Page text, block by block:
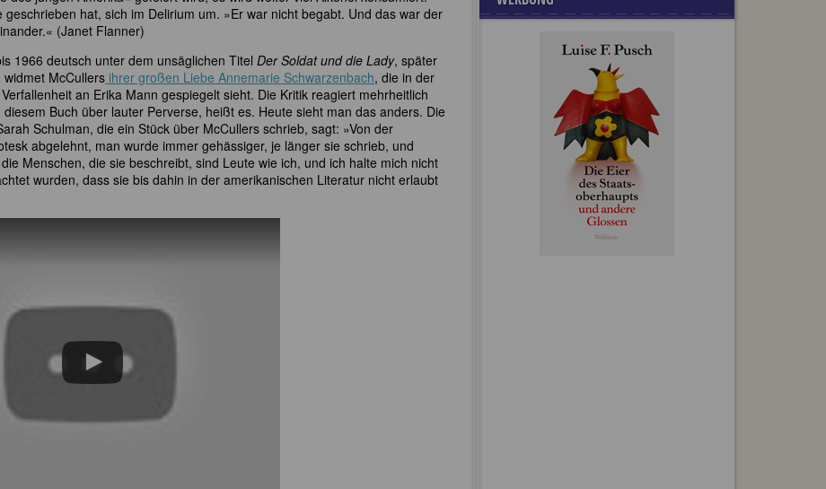
hat, sich im Delirium um. »Er war nicht begabt. Und das war der
(Janet Flanner)
1966 deutsch unter dem unsäglichen Titel Der Soldat und die Lady, später
McCullers ihrer großen Liebe Annemarie Schwarzenbach, die in der
an Erika Mann gespiegelt sieht. Die Kritik reagiert mehrheitlich
Buch über lauter Perverse, heißt es. Heute sieht man das anders. Die
Schulman, die ein Stück über McCullers schrieb, sagt: »Von der
abgelehnt, man wurde immer gehässiger, je länger sie schrieb, und
Menschen, die sie beschreibt, sind Leute wie ich, und ich halte mich nicht
wurden, dass sie bis dahin in der amerikanischen Literatur nicht erlaubt